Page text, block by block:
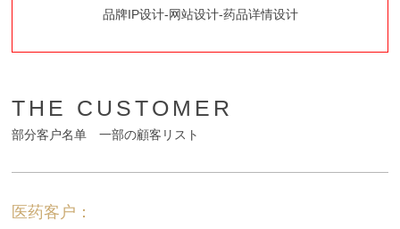
品牌IP设计-网站设计-药品详情设计
THE CUSTOMER
部分客户名单 一部の顧客リスト
医药客户：